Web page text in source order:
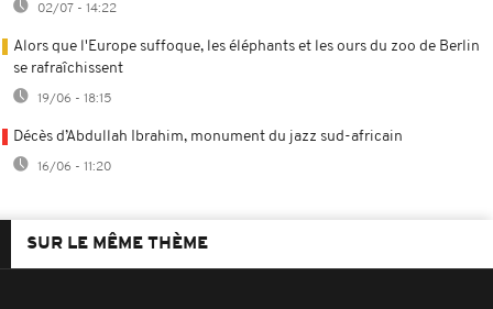
02/07 - 14:22
Alors que l'Europe suffoque, les éléphants et les ours du zoo de Berlin
se rafraîchissent
19/06 - 18:15
Décès d’Abdullah Ibrahim, monument du jazz sud-africain
16/06 - 11:20
SUR LE MÊME THÈME